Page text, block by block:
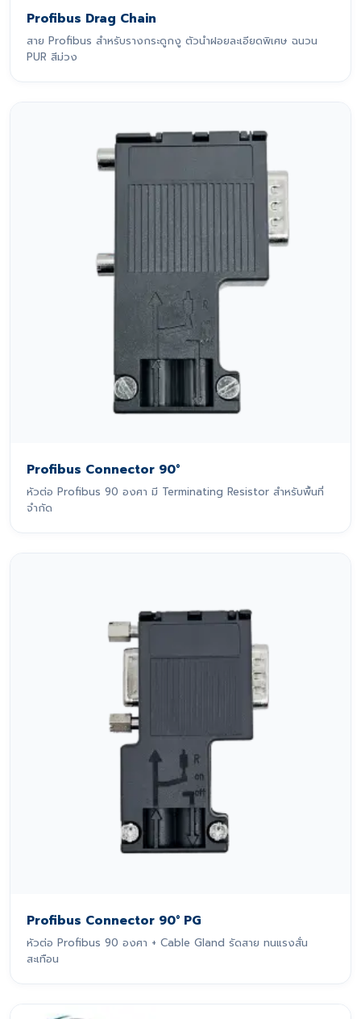
Profibus Drag Chain
สาย Profibus สำหรับรางกระดูกงู ตัวนำฝอยละเอียดพิเศษ ฉนวน
PUR สีม่วง
Profibus Connector 90°
หัวต่อ Profibus 90 องศา มี Terminating Resistor สำหรับพื้นที่
จำกัด
Profibus Connector 90° PG
หัวต่อ Profibus 90 องศา + Cable Gland รัดสาย ทนแรงสั่น
สะเทือน